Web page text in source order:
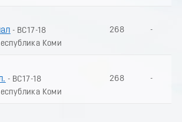
- ВС17-18
Коми
268 -
- ВС17-18
Коми
268 -